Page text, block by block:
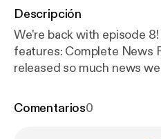
Descripción
We're back with episode 8! Today's episode
features: Complete News Round-up! Disney
released so much news
Disney World! Be sure to
Comentarios0